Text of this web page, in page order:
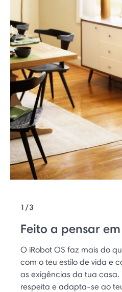
1/3
Feito a pensar
O iRobot OS faz mais do
com o teu estilo de vida e
as exigências da tua casa.
respeita e adapta-se ao